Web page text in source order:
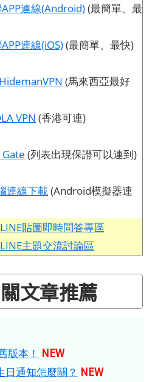
連線(Android)(最簡單、最
連線(iOS)(最簡單、最快)
HidemanVPN (馬來西亞最好
VPN (香港可連)
Gate (列表出現保證可以連到)
連線下載(Android模擬器連
LINE貼圖即時問答專區
LINE主題交流討論區
文章推薦
版本！ NEW
日通知怎麼關？ NEW